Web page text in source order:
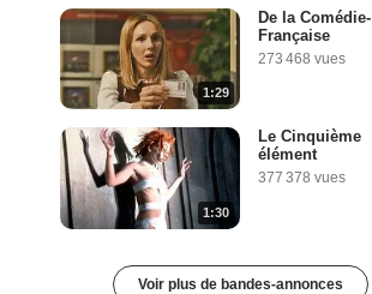
1:29
De la Comédie-
Française
273 468 vues
1:30
Le Cinquième
élément
377 378 vues
Voir plus de bandes-annonces